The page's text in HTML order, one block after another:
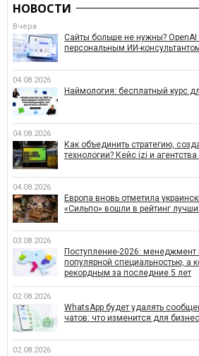
НОВОСТИ
Вчера
Сайты больше не нужны? OpenAI
персональным ИИ-
04.08.2026
Наймология: бесплатный курс
04.08.2026
Как объединить стратегию,
технологии? Кейс izi и агентства
04.08.2026
Европа вновь отметила
«Сильпо» вошли в рейтинг
03.08.2026
Поступление-2026: менеджмент
популярной специальностью, а
рекордным за последние 5 лет
02.08.2026
WhatsApp будет удалять
чатов: что изменится для
02.08.2026